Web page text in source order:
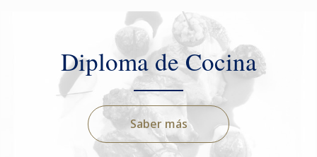
Diploma de Cocina
Saber más